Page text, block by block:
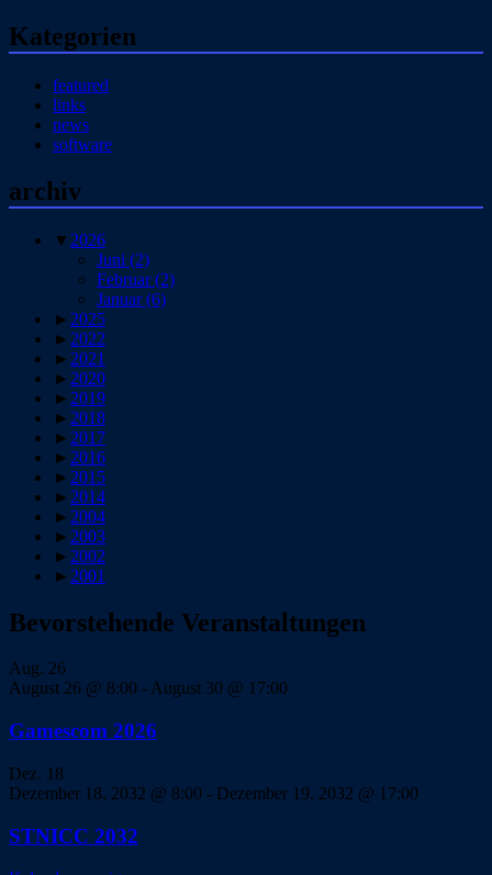
Kategorien
featured
links
news
software
archiv
▼ 2026
Juni (2)
Februar(2)
Januar(6)
► 2025
► 2022
► 2021
► 2020
► 2019
► 2018
► 2017
► 2016
► 2015
► 2014
► 2004
► 2003
► 2002
► 2001
Bevorstehende Veranstaltungen
Aug. 26
August 26 @ 8:00 -August 30 @ 17:00
Gamescom 2026
Dez. 18
Dezember 18, 2032 @ 8:00 - Dezember 19, 2032 @ 17:00
STNICC 2032